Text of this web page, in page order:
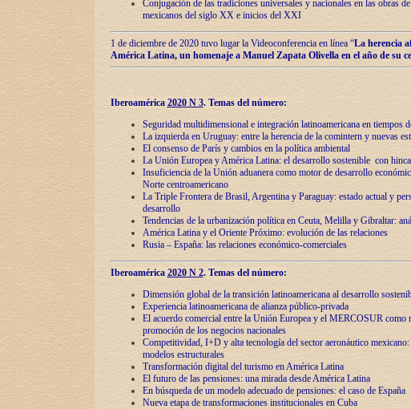
Conjugación de las tradiciones universales y nacionales en las obras
mexicanos del siglo XX e inicios del XXI
1 de diciembre de 2020 tuvo lugar la Videoconferencia en línea “La herencia
América Latina, un homenaje a Manuel Zapata Olivella en el año de su
Iberoamérica 2020 N 3.Temas del número:
Seguridad multidimensional e integración latinoamericana en tiempos
La izquierda en Uruguay: entre la herencia de lа comintern y nuevas
El consenso de París y cambios en la política ambiental
La Unión Europea y América Latina: el desarrollo sostenible con
Insuficiencia de la Unión aduanera como motor de desarrollo
Norte centroamericano
La Triple Frontera de Brasil, Argentina y Paraguay: estado actual y
desarrollo
Tendencias de la urbanización política en Ceuta, Melilla y Gibraltar:
América Latina y el Oriente Próximo: evolución de las relaciones
Rusia – España: las relaciones económico-comerciales
Iberoamérica 2020 N 2.Temas del número:
Dimensión global de la transición latinoamericana al desarrollo
Experiencia latinoamericana de alianza público-privada
El acuerdo comercial entre la Unión Europea y el MERCOSUR como
promoción de los negocios nacionales
Competitividad, I+D y alta tecnología del sector aeronáutico
modelos estructurales
Transformación digital del turismo en América Latina
El futuro de las pensiones: una mirada desde América Latina
En búsqueda de un modelo adecuado de pensiones: el caso de España
Nueva etapa de transformaciones institucionales en Cuba